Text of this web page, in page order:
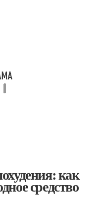
как
средство